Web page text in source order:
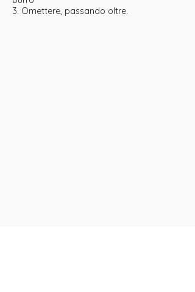
3. Omettere, passando oltre.